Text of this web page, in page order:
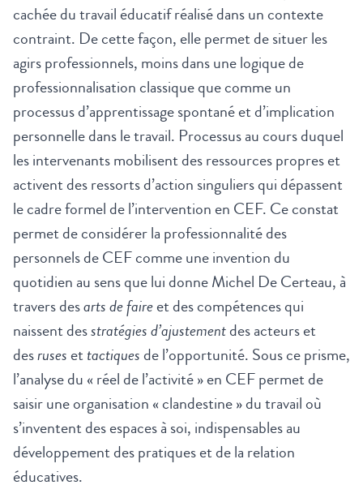
cachée du travail éducatif réalisé dans un contexte
contraint. De cette façon, elle permet de situer les
agirs professionnels, moins dans une logique de
professionnalisation classique que comme un
processus d’apprentissage spontané et d’implication
personnelle dans le travail. Processus au cours duquel
les intervenants mobilisent des ressources propres et
activent des ressorts d’action singuliers qui dépassent
le cadre formel de l’intervention en CEF. Ce constat
permet de considérer la professionnalité des
personnels de CEF comme une invention du
quotidien au sens que lui donne Michel De Certeau, à
travers desarts de faireet des compétences qui
naissent desstratégies d’ajustementdes acteurs et
desruseset tactiquesde l’opportunité. Sous ce prisme,
l’analyse du « réel de l’activité » en CEF permet de
saisir une organisation « clandestine » du travail où
s’inventent des espaces à soi, indispensables au
développement des pratiques et de la relation
éducatives.